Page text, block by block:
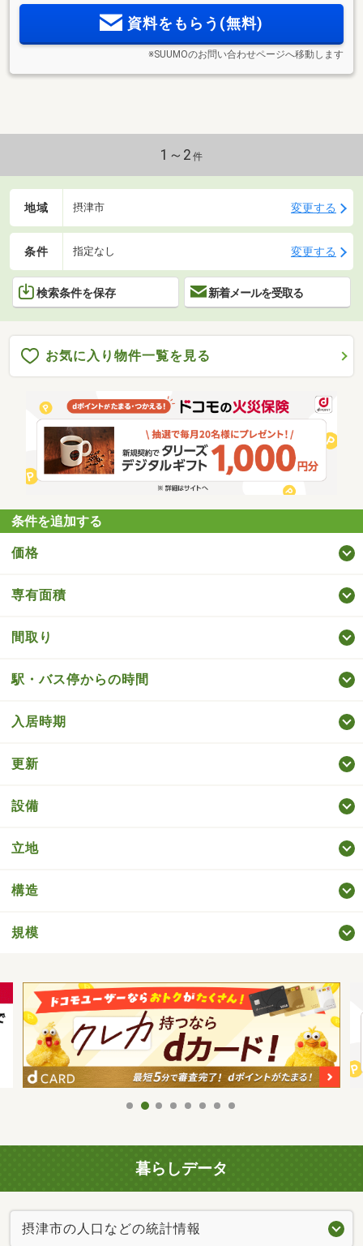
期成約特典！諸費用100万円サービス実施＞資料請求受付開
資料をもらう(無料)
※SUUMOのお問い合わせページへ移動します
1～2 件
地域 摂津市 変更する
条件 指定なし 変更する
検索条件を保存 新着メールを受取る
お気に入り物件一覧を見る
条件を追加する
価格
専有面積
間取り
駅・バス停からの時間
入居時期
更新
設備
立地
構造
規模
暮らしデータ
摂津市の人口などの統計情報